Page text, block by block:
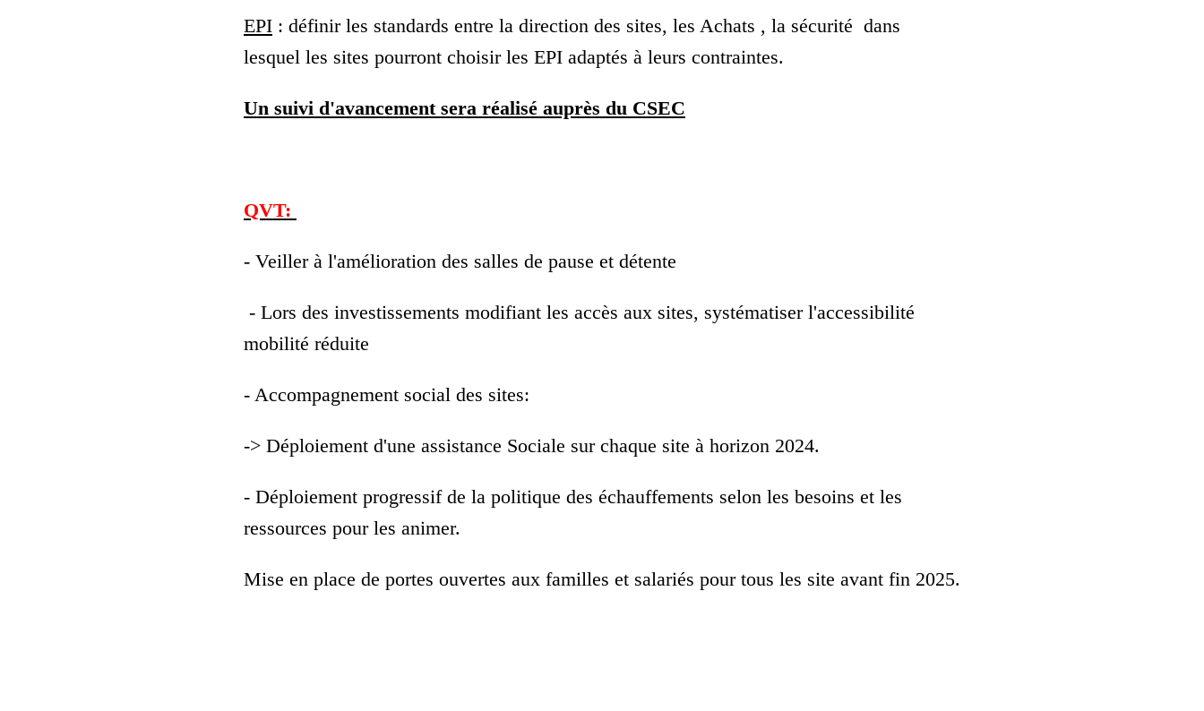
EPI : définir les standards entre la direction des sites, les Achats , la sécurité dans
lesquel les sites pourront choisir les EPI adaptés à leurs contraintes.
Un suivi d'avancement sera réalisé auprès du CSEC
QVT:
- Veiller à l'amélioration des salles de pause et détente
- Lors des investissements modifiant les accès aux sites, systématiser l'accessibilité
mobilité réduite
- Accompagnement social des sites:
-> Déploiement d'une assistance Sociale sur chaque site à horizon 2024.
- Déploiement progressif de la politique des échauffements selon les besoins et les
ressources pour les animer.
Mise en place de portes ouvertes aux familles et salariés pour tous les site avant fin 2025.